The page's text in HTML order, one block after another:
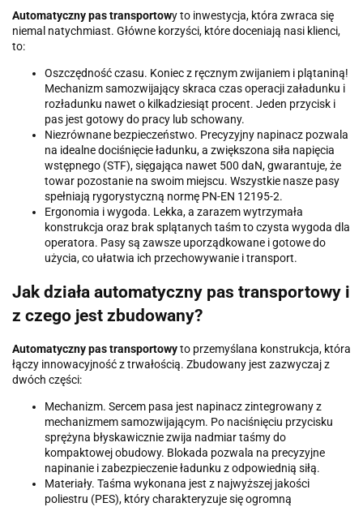
Automatyczny pas transportowy to inwestycja, która zwraca się
niemal natychmiast. Główne korzyści, które doceniają nasi klienci,
to:
Oszczędność czasu. Koniec z ręcznym zwijaniem i plątaniną!
Mechanizm samozwijający skraca czas operacji załadunku i
rozładunku nawet o kilkadziesiąt procent. Jeden przycisk i
pas jest gotowy do pracy lub schowany.
Niezrównane bezpieczeństwo. Precyzyjny napinacz pozwala
na idealne dociśnięcie ładunku, a zwiększona siła napięcia
wstępnego (STF), sięgająca nawet 500 daN, gwarantuje, że
towar pozostanie na swoim miejscu. Wszystkie nasze pasy
spełniają rygorystyczną normę PN-EN 12195-2.
Ergonomia i wygoda. Lekka, a zarazem wytrzymała
konstrukcja oraz brak splątanych taśm to czysta wygoda dla
operatora. Pasy są zawsze uporządkowane i gotowe do
użycia, co ułatwia ich przechowywanie i transport.
Jak działa automatyczny pas transportowy i
z czego jest zbudowany?
Automatyczny pas transportowyto przemyślana konstrukcja, która
łączy innowacyjność z trwałością. Zbudowany jest zazwyczaj z
dwóch części:
Mechanizm. Sercem pasa jest napinacz zintegrowany z
mechanizmem samozwijającym. Po naciśnięciu przycisku
sprężyna błyskawicznie zwija nadmiar taśmy do
kompaktowej obudowy. Blokada pozwala na precyzyjne
napinanie i zabezpieczenie ładunku z odpowiednią siłą.
Materiały. Taśma wykonana jest z najwyższej jakości
poliestru (PES), który charakteryzuje się ogromną